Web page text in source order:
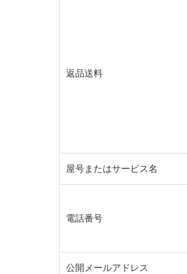
返品送料
屋号またはサービス名
電話番号
公開メールアドレス